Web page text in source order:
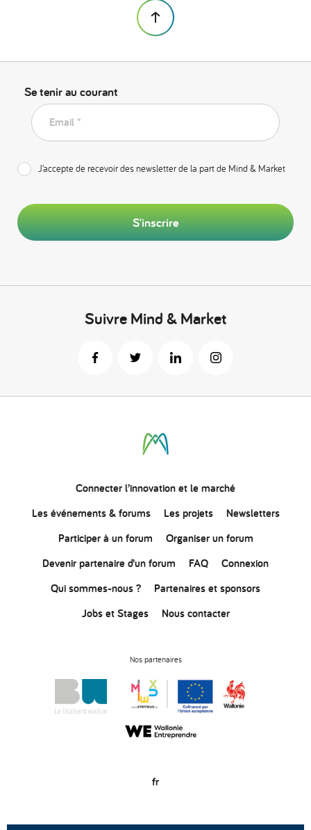
Se tenir au courant
Email *
J’accepte de recevoir des newsletter de la part de Mind & Market
S'inscrire
Suivre Mind & Market
Connecterl’innovationet le marché
Les événements & forums
Les projets
Newsletters
Participer à un forum
Organiser un forum
Devenir partenaire d’un forum
FAQ
Connexion
Qui sommes-nous ?
Partenaires et sponsors
Jobs et Stages
Nous contacter
Nos partenaires
fr
© Copyright 2020